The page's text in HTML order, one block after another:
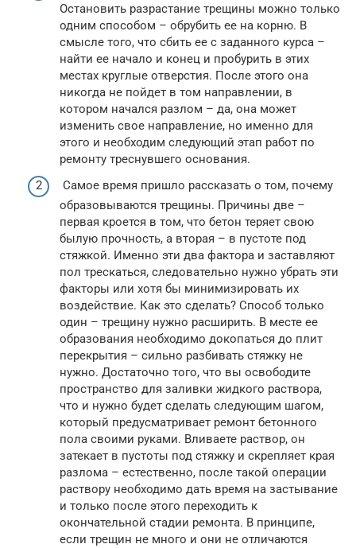
Остановить разрастание трещины можно только
одним способом – обрубить ее на корню. В
смысле того, что сбить ее с заданного курса –
найти ее начало и конец и пробурить в этих
местах круглые отверстия. После этого она
никогда не пойдет в том направлении, в
котором начался разлом – да, она может
изменить свое направление, но именно для
этого и необходим следующий этап работ по
ремонту треснувшего основания.
Самое время пришло рассказать о том, почему
образовываются трещины. Причины две –
первая кроется в том, что бетон теряет свою
былую прочность, а вторая – в пустоте под
стяжкой. Именно эти два фактора и заставляют
пол трескаться, следовательно нужно убрать эти
факторы или хотя бы минимизировать их
воздействие. Как это сделать? Способ только
один – трещину нужно расширить. В месте ее
образования необходимо докопаться до плит
перекрытия – сильно разбивать стяжку не
нужно. Достаточно того, что вы освободите
пространство для заливки жидкого раствора,
что и нужно будет сделать следующим шагом,
который предусматривает ремонт бетонного
пола своими руками. Вливаете раствор, он
затекает в пустоты под стяжку и скрепляет края
разлома – естественно, после такой операции
раствору необходимо дать время на застывание
и только после этого переходить к
окончательной стадии ремонта. В принципе,
если трещин не много и они не отличаются